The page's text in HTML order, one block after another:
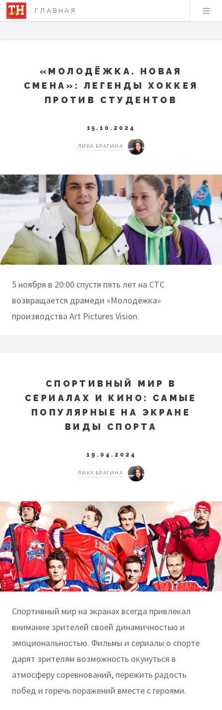
ГЛАВНАЯ
«МОЛОДЁЖКА. НОВАЯ
СМЕНА»: ЛЕГЕНДЫ ХОККЕЯ
ПРОТИВ СТУДЕНТОВ
15.10.2024
ЛИКА БРАГИНА
5 ноября в 20:00 спустя пять лет на СТС
возвращается драмеди «Молодёжка»
производства Art Pictures Vision.
СПОРТИВНЫЙ МИР В
СЕРИАЛАХ И КИНО: САМЫЕ
ПОПУЛЯРНЫЕ НА ЭКРАНЕ
ВИДЫ СПОРТА
19.04.2024
ЛИКА БРАГИНА
Спортивный мир на экранах всегда привлекал
внимание зрителей своей динамичностью и
эмоциональностью. Фильмы и сериалы о спорте
дарят зрителям возможность окунуться в
атмосферу соревнований, пережить радость
побед и горечь поражений вместе с героями.